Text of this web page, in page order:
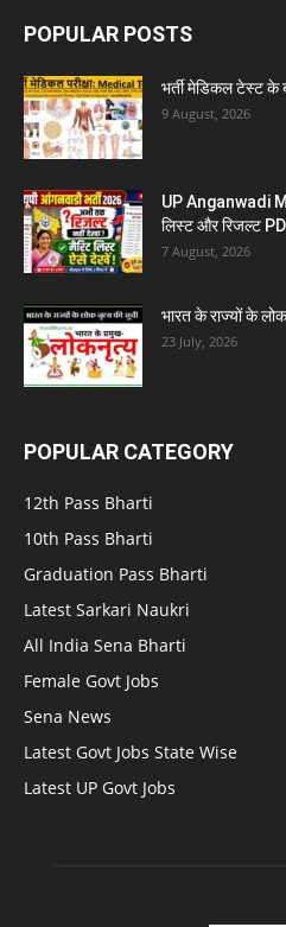
POPULAR POSTS
भर्ती मेडिकल टेस्ट
9 August, 2026
UP Anganwadi
लिस्ट और रिजल्ट
7 August, 2026
भारत के राज्यों के
23 July, 2026
POPULAR CATEGORY
12th Pass Bharti
10th Pass Bharti
Graduation Pass Bharti
Latest Sarkari Naukri
All India Sena Bharti
Female Govt Jobs
Sena News
Latest Govt Jobs State Wise
Latest UP Govt Jobs